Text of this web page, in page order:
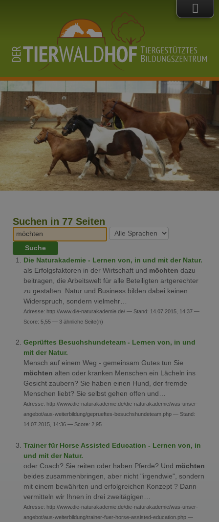
Suchen in 77 Seiten
Die Naturakademie - Lernen von, in und mit der Natur.
als Erfolgsfaktoren in der Wirtschaft und möchten dazu
beitragen, die Arbeitswelt für alle Beteiligten artgerechter
zu gestalten. Natur und Business bilden dabei keinen
Widerspruch, sondern vielmehr…
Adresse: http://www.die-naturakademie.de/ — Stand: 14.07.2015, 14:37 —
Score: 5,55 — 3 ähnliche Seite(n)
Geprüftes Besuchshundeteam - Lernen von, in und
mit der Natur.
Mensch auf einem Weg - gemeinsam Gutes tun Sie
möchten alten oder kranken Menschen ein Lächeln ins
Gesicht zaubern? Sie haben einen Hund, der fremde
Menschen liebt? Sie selbst gehen offen und…
Adresse: http://www.die-naturakademie.de/die-naturakademie/was-unser-
angebot/aus-weiterbildung/geprueftes-besuchshundeteam.php — Stand:
14.07.2015, 14:36 — Score: 2,95
Trainer für Horse Assisted Education - Lernen von, in
und mit der Natur.
oder Coach? Sie reiten oder haben Pferde? Und möchten
beides zusammenbringen, aber nicht "irgendwie", sondern
mit einem bewährten und erfolgreichen Konzept ? Dann
vermitteln wir Ihnen in drei zweitägigen…
Adresse: http://www.die-naturakademie.de/die-naturakademie/was-unser-
angebot/aus-weiterbildung/trainer-fuer-horse-assisted-education.php —